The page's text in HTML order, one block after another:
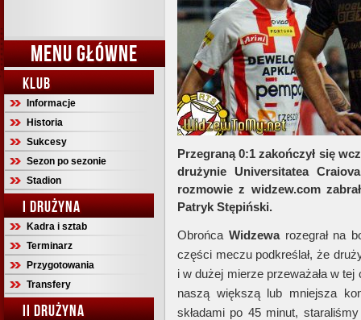
MENU GŁÓWNE
KLUB
Informacje
Historia
Sukcesy
Sezon po sezonie
Stadion
I DRUŻYNA
Kadra i sztab
Terminarz
Przygotowania
Transfery
II DRUŻYNA
Przegraną 0:1 zakończył się
drużynie Universitatea
rozmowie z widzew.com
Patryk Stępiński.
Obrońca Widzewarozegrał na
części meczu podkreślał, że
i w dużej mierze przeważała w tej
naszą większą lub mniejsza
składami po 45 minut,